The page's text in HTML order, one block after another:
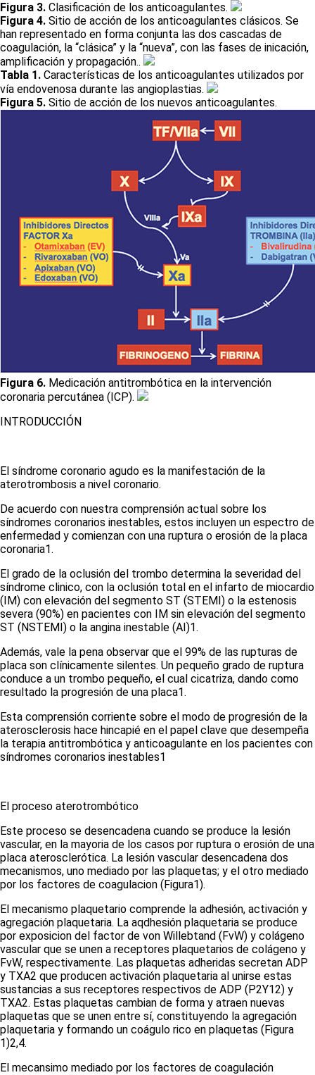
Figura 3. Clasificación de los anticoagulantes.
Figura 4. Sitio de acción de los anticoagulantes clásicos. Se
han representado en forma conjunta las dos cascadas de
coagulación, la “clásica” y la “nueva”, con las fases de inicación,
amplificación y propagación..
Tabla 1. Características de los anticoagulantes utilizados por
vía endovenosa durante las angioplastias.
Figura 5. Sitio de acción de los nuevos anticoagulantes.
Figura 6. Medicación antitrombótica en la intervención
coronaria percutánea (ICP).
INTRODUCCIÓN
El síndrome coronario agudo es la manifestación de la
aterotrombosis a nivel coronario.
De acuerdo con nuestra comprensión actual sobre los
síndromes coronarios inestables, estos incluyen un espectro de
enfermedad y comienzan con una ruptura o erosión de la placa
coronaria1.
El grado de la oclusión del trombo determina la severidad del
síndrome clinico, con la oclusión total en el infarto de miocardio
(IM) con elevación del segmento ST (STEMI) o la estenosis
severa (90%) en pacientes con IM sin elevación del segmento
ST (NSTEMI) o la angina inestable (AI)1.
Además, vale la pena observar que el 99% de las rupturas de
placa son clínicamente silentes. Un pequeño grado de ruptura
conduce a un trombo pequeño, el cual cicatriza, dando como
resultado la progresión de una placa1.
Esta comprensión corriente sobre el modo de progresión de la
aterosclerosis hace hincapié en el papel clave que desempeña
la terapia antitrombótica y anticoagulante en los pacientes con
síndromes coronarios inestables1
El proceso aterotrombótico
Este proceso se desencadena cuando se produce la lesión
vascular, en la mayoria de los casos por ruptura o erosión de una
placa aterosclerótica. La lesión vascular desencadena dos
mecanismos, uno mediado por las plaquetas; y el otro mediado
por los factores de coagulacion (Figura1).
El mecanismo plaquetario comprende la adhesión, activación y
agregación plaquetaria. La aqdhesión plaquetaria se produce
por exposicion del factor de von Willebtand (FvW) y colágeno
vascular que se unen a receptores plaquetarios de colágeno y
FvW, respectivamente. Las plaquetas adheridas secretan ADP
y TXA2 que producen activación plaquetaria al unirse estas
sustancias a sus receptores respectivos de ADP (P2Y12) y
TXA2. Estas plaquetas cambian de forma y atraen nuevas
plaquetas que se unen entre sí, constituyendo la agregación
plaquetaria y formando un coágulo rico en plaquetas (Figura
1)2,4.
El mecansimo mediado por los factores de coagulación